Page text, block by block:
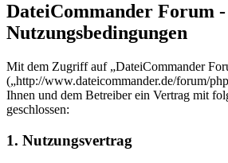
DateiCommander Forum -
Nutzungsbedingungen
Mit dem Zugriff auf „DateiCommander
(„http://www.dateicommander.de/forum/
Ihnen und dem Betreiber ein Vertrag mit
geschlossen:
1. Nutzungsvertrag